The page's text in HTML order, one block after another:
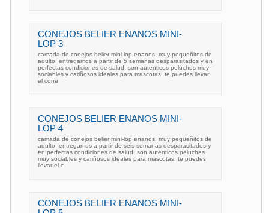
CONEJOS BELIER ENANOS MINI-
LOP 3
camada de conejos belier mini-lop enanos, muy pequeñitos de
adulto, entregamos a partir de 5 semanas desparasitados y en
perfectas condiciones de salud, son autenticos peluches muy
sociables y cariñosos ideales para mascotas, te puedes llevar
el cone
CONEJOS BELIER ENANOS MINI-
LOP 4
camada de conejos belier mini-lop enanos, muy pequeñitos de
adulto, entregamos a partir de seis semanas desparasitados y
en perfectas condiciones de salud, son autenticos peluches
muy sociables y cariñosos ideales para mascotas, te puedes
llevar el c
CONEJOS BELIER ENANOS MINI-